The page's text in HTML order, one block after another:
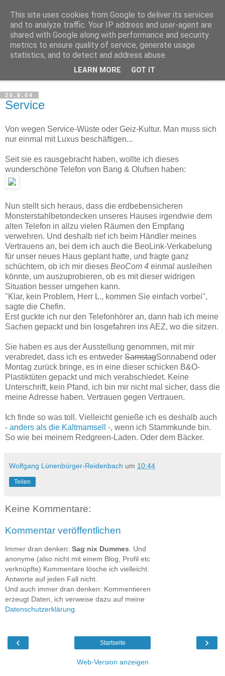
Haltungsturnen
Niveau sieht nur von unten aus wie Arroganz.
20.8.04
Service
Von wegen Service-Wüste oder Geiz-Kultur. Man muss sich
nur einmal mit Luxus beschäftigen...
Seit sie es rausgebracht haben, wollte ich dieses
wunderschöne Telefon von Bang & Olufsen haben:
Nun stellt sich heraus, dass die erdbebensicheren
Monsterstahlbetondecken unseres Hauses irgendwie dem
alten Telefon in allzu vielen Räumen den Empfang
verwehren. Und deshalb rief ich beim Händler meines
Vertrauens an, bei dem ich auch die BeoLink-Verkabelung
für unser neues Haus geplant hatte, und fragte ganz
schüchtern, ob ich mir dieses BeoCom 4 einmal ausleihen
könnte, um auszuprobieren, ob es mit dieser widrigen
Situation besser umgehen kann.
"Klar, kein Problem, Herr L., kommen Sie einfach vorbei",
sagte die Chefin.
Erst guckte ich nur den Telefonhörer an, dann hab ich meine
Sachen gepackt und bin losgefahren ins AEZ, wo die sitzen.
Sie haben es aus der Ausstellung genommen, mit mir
verabredet, dass ich es entweder SamstagSonnabend oder
Montag zurück bringe, es in eine dieser schicken B&O-
Plastiktüten gepackt und mich verabschiedet. Keine
Unterschrift, kein Pfand, ich bin mir nicht mal sicher, dass die
meine Adresse haben. Vertrauen gegen Vertrauen.
Ich finde so was toll. Vielleicht genieße ich es deshalb auch
- anders als die Kaltmamsell
-, wenn ich Stammkunde bin.
So wie bei meinem Redgreen-Laden. Oder dem Bäcker.
Wolfgang Lünenbürger-Reidenbach um 10:44
Teilen
Keine Kommentare:
Kommentar veröffentlichen
Immer dran denken: Sag nix Dummes . Und
anonyme (also nicht mit einem Blog, Profil etc
verknüpfte) Kommentare lösche ich vielleicht.
Antworte auf jeden Fall nicht.
Und auch immer dran denken: Kommentieren
erzeugt Daten, ich verweise dazu auf meine
Datenschutzerklärung
‹ ›
Startseite
Web-Version anzeigen
This site uses cookies from Google to deliver its services
and to analyze traffic. Your IP address and user-agent are
shared with Google along with performance and security
metrics to ensure quality of service, generate usage
statistics, and to detect and address abuse.
LEARN MORE GOT IT